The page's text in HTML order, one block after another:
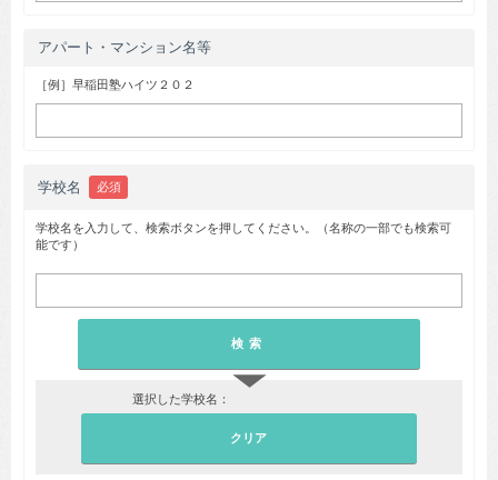
アパート・マンション名等
［例］早稲田塾ハイツ２０２
学校名 必須
学校名を入力して、検索ボタンを押してください。（名称の一部でも検索可
能です）
選択した学校名：